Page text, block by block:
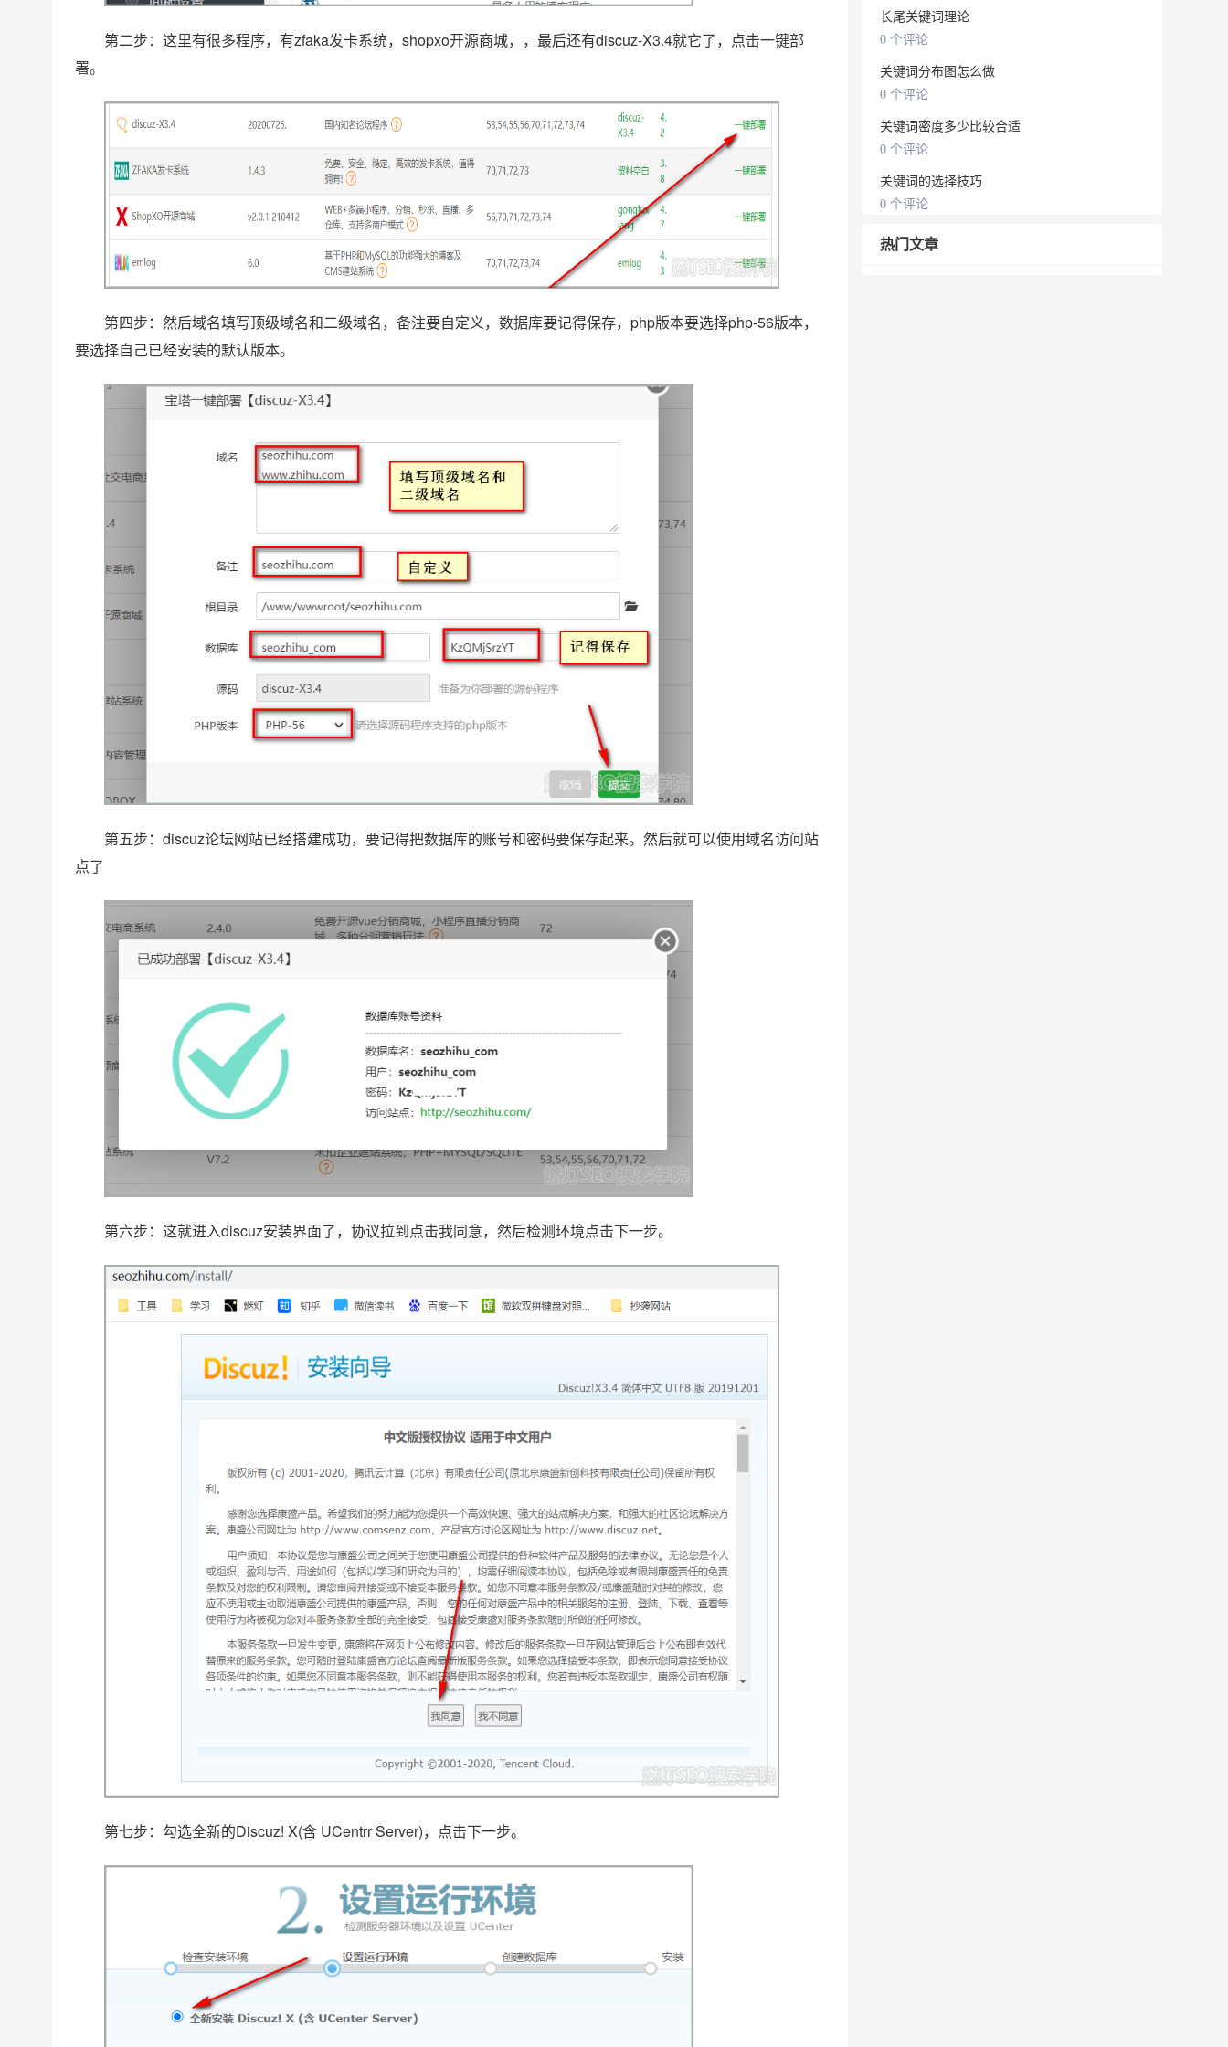
第二步：这里有很多程序，有zfaka发卡系统，shopxo开源商城，，最后还有discuz-X3.4就它了，点击一键部
署。
第四步：然后域名填写顶级域名和二级域名，备注要自定义，数据库要记得保存，php版本要选择php-56版本，
要选择自己已经安装的默认版本。
第五步：discuz论坛网站已经搭建成功，要记得把数据库的账号和密码要保存起来。然后就可以使用域名访问站
点了
第六步：这就进入discuz安装界面了，协议拉到点击我同意，然后检测环境点击下一步。
第七步：勾选全新的Discuz! X(含 UCentrr Server)，点击下一步。
长尾关键词理论
0 个评论
关键词分布图怎么做
0 个评论
关键词密度多少比较合适
0 个评论
关键词的选择技巧
0 个评论
热门文章